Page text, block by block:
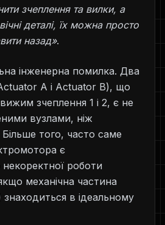
зчеплення та вилки, а
деталі, їх можна просто
назад».
інженерна помилка. Два
A і Actuator B), що
зчеплення 1 і 2, є не
вузлами, ніж
того, часто саме
є
роботи
механічна частина
знаходиться в ідеальному